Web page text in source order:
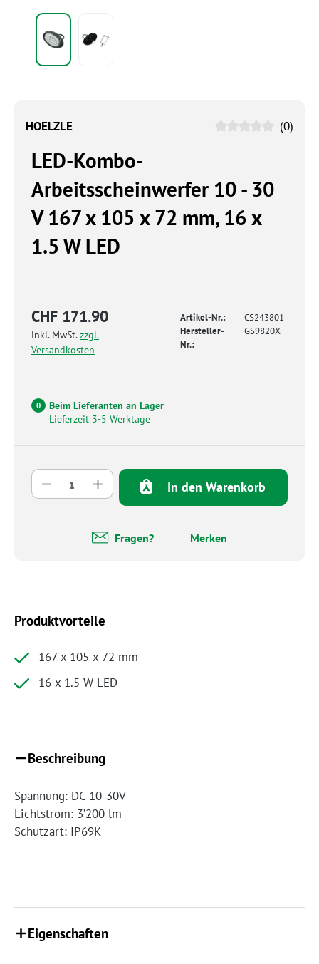
HOELZLE (0)
LED-Kombo-
Arbeitsscheinwerfer 10 - 30
V 167 x 105 x 72 mm, 16 x
1.5 W LED
CHF 171.90
inkl. MwSt.zzgl.
Versandkosten
Artikel-Nr.:
CS243801
Hersteller-
Nr.:
GS9820X
0
Beim Lieferanten an Lager
Lieferzeit 3-5 Werktage
Produkt Anzahl: Gib den gewünschten
In den Warenkorb
Fragen? Merken
Produktvorteile
167 x 105 x 72 mm
16 x 1.5 W LED
Beschreibung
Spannung: DC 10-30V
Lichtstrom: 3’200 lm
Schutzart: IP69K
Eigenschaften